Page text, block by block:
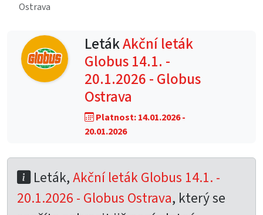
Ostrava
LetákAkční leták
Globus 14.1. -
20.1.2026 - Globus
Ostrava
Platnost: 14.01.2026 -
20.01.2026
Leták,Akční leták Globus 14.1. -
20.1.2026 - Globus Ostrava, který se